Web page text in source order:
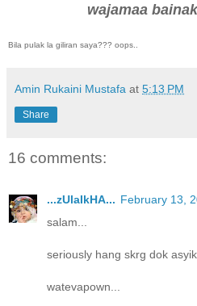
wajamaa
Bila pulak la giliran saya??? oops..
Amin Rukaini Mustafa at 5:13 PM
Share
16 comments:
...zUlaIkHA... February 13,
salam...
seriously hang skrg dok
watevapown...